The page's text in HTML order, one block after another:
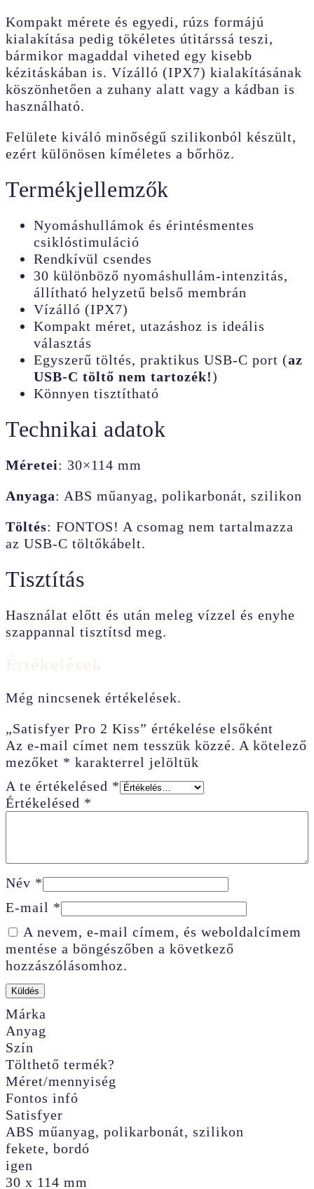
Kompakt mérete és egyedi, rúzs formájú
kialakítása pedig tökéletes útitárssá teszi,
bármikor magaddal viheted egy kisebb
kézitáskában is. Vízálló (IPX7) kialakításának
köszönhetően a zuhany alatt vagy a kádban is
használható.
Felülete kiváló minőségű szilikonból készült,
ezért különösen kíméletes a bőrhöz.
Termékjellemzők
Nyomáshullámok és érintésmentes
csiklóstimuláció
Rendkívül csendes
30 különböző nyomáshullám-intenzitás,
állítható helyzetű belső membrán
Vízálló (IPX7)
Kompakt méret, utazáshoz is ideális
választás
Egyszerű töltés, praktikus USB-C port (az
USB-C töltő nem tartozék!)
Könnyen tisztítható
Technikai adatok
Méretei: 30×114 mm
Anyaga: ABS műanyag, polikarbonát, szilikon
Töltés: FONTOS! A csomag nem tartalmazza
az USB-C töltőkábelt.
Tisztítás
Használat előtt és után meleg vízzel és enyhe
szappannal tisztítsd meg.
Még nincsenek értékelések.
„Satisfyer Pro 2 Kiss” értékelése elsőként
Az e-mail címet nem tesszük közzé. A kötelező
mezőket * karakterrel jelöltük
A te értékelésed *
Értékelésed *
Név *
E-mail *
A nevem, e-mail címem, és weboldalcímem
mentése a böngészőben a következő
hozzászólásomhoz.
Márka
Anyag
Szín
Tölthető termék?
Méret/mennyiség
Fontos infó
Satisfyer
ABS műanyag, polikarbonát, szilikon
fekete, bordó
igen
30 x 114 mm